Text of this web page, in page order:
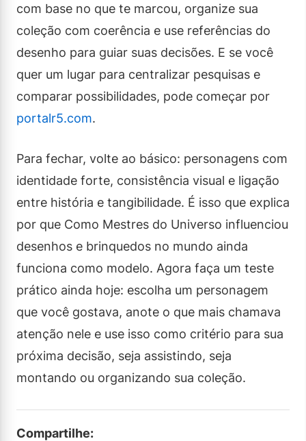
com base no que te marcou, organize sua
coleção com coerência e use referências do
desenho para guiar suas decisões. E se você
quer um lugar para centralizar pesquisas e
comparar possibilidades, pode começar por
portalr5.com.
Para fechar, volte ao básico: personagens com
identidade forte, consistência visual e ligação
entre história e tangibilidade. É isso que explica
por que Como Mestres do Universo influenciou
desenhos e brinquedos no mundo ainda
funciona como modelo. Agora faça um teste
prático ainda hoje: escolha um personagem
que você gostava, anote o que mais chamava
atenção nele e use isso como critério para sua
próxima decisão, seja assistindo, seja
montando ou organizando sua coleção.
Compartilhe: